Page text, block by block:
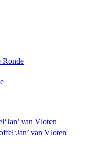
Ronde
van Vloten
van Vloten